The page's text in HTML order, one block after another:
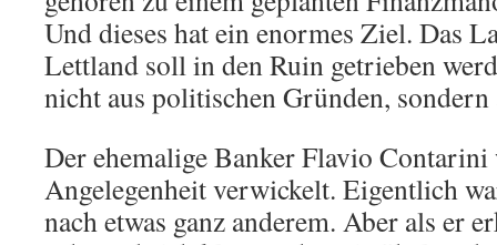
Und dieses hat ein enormes Ziel. Das
Lettland soll in den Ruin getrieben
nicht aus politischen Gründen,
Der ehemalige Banker Flavio
Angelegenheit verwickelt. Eigentlich
nach etwas ganz anderem. Aber als er